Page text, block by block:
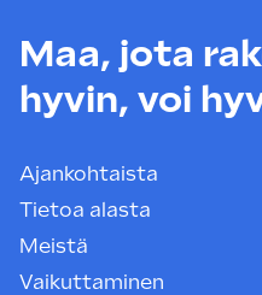
Maa, jota
hyvin, voi
Ajankohtaista
Tietoa alasta
Meistä
Vaikuttaminen